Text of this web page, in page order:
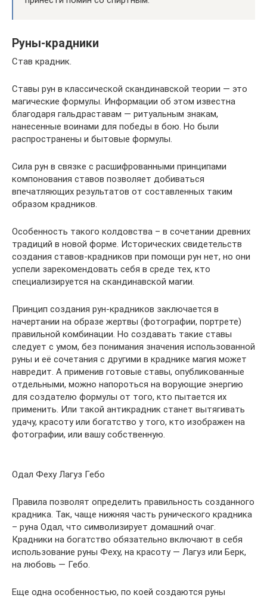
Руны-крадники
Став крадник.
Ставы рун в классической скандинавской теории — это
магические формулы. Информации об этом известна
благодаря гальдраставам — ритуальным знакам,
нанесенные воинами для победы в бою. Но были
распространены и бытовые формулы.
Сила рун в связке с расшифрованными принципами
компонования ставов позволяет добиваться
впечатляющих результатов от составленных таким
образом крадников.
Особенность такого колдовства – в сочетании древних
традиций в новой форме. Исторических свидетельств
создания ставов-крадников при помощи рун нет, но они
успели зарекомендовать себя в среде тех, кто
специализируется на скандинавской магии.
Принцип создания рун-крадников заключается в
начертании на образе жертвы (фотографии, портрете)
правильной комбинации. Но создавать такие ставы
следует с умом, без понимания значения использованной
руны и её сочетания с другими в краднике магия может
навредит. А применив готовые ставы, опубликованные
отдельными, можно напороться на ворующие энергию
для создателю формулы от того, кто пытается их
применить. Или такой антикрадник станет вытягивать
удачу, красоту или богатство у того, кто изображен на
фотографии, или вашу собственную.
Одал Феху Лагуз Гебо
Правила позволят определить правильность созданного
крадника. Так, чаще нижняя часть рунического крадника
– руна Одал, что символизирует домашний очаг.
Крадники на богатство обязательно включают в себя
использование руны Феху, на красоту — Лагуз или Берк,
на любовь — Гебо.
Еще одна особенностью, по коей создаются руны